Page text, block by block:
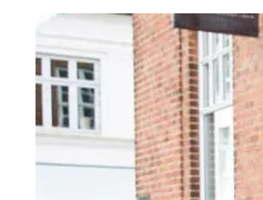
Frokost med lokale råvarer